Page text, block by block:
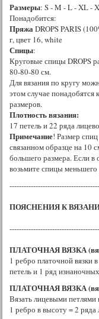
Размеры: S - M - L - XL -
Понадобится:
ПряжаDROPS PARIS
г, цвет 16, white
Спицы:
Круговые спицы DROPS
80-80-80 см.
Для вязания по кругу
этом случае понадобятся
размеров.
Плотность вязания:
17 петель и 22 ряда
Примечание! Размер
связанном образце на 10
большего размера. Если в
возьмите спицы меньшего
ПОЯСНЕНИЯ К
ПЛАТОЧНАЯ ВЯЗКА
1 ребро платочной вязки
петель и 1 ряд
ПЛАТОЧНАЯ ВЯЗКА
Вязать лицевыми петлями
1 ребро в высоту = 2 ряда